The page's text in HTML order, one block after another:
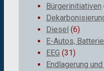
Bürgerinitiativen
Diesel (6)
E-Autos,
EEG (31)
Endlagerung